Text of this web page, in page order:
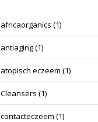
africaorganics (1)
antiaging(1)
atopisch eczeem (1)
Cleansers (1)
contacteczeem (1)